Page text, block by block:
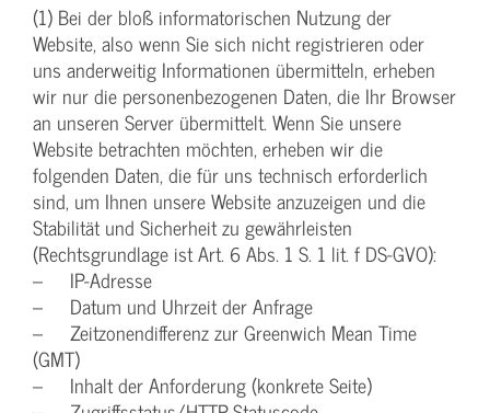
(1) Bei der bloß informatorischen Nutzung der
Website, also wenn Sie sich nicht registrieren oder
uns anderweitig Informationen übermitteln, erheben
wir nur die personenbezogenen Daten, die Ihr Browser
an unseren Server übermittelt. Wenn Sie unsere
Website betrachten möchten, erheben wir die
folgenden Daten, die für uns technisch erforderlich
sind, um Ihnen unsere Website anzuzeigen und die
Stabilität und Sicherheit zu gewährleisten
(Rechtsgrundlage ist Art. 6 Abs. 1 S. 1 lit. f DS-GVO):
– IP-Adresse
– Datum und Uhrzeit der Anfrage
– Zeitzonendifferenz zur Greenwich Mean Time
(GMT)
– Inhalt der Anforderung (konkrete Seite)